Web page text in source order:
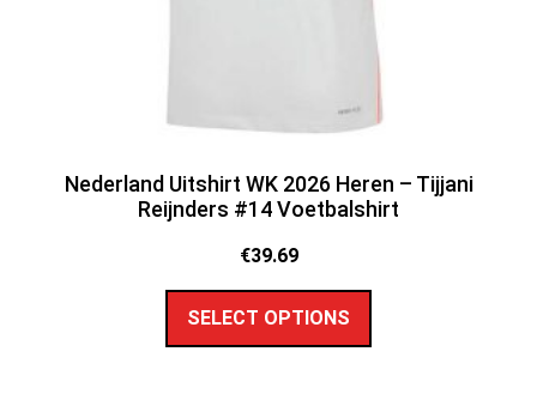
Nederland Uitshirt WK 2026 Heren – Tijjani
Reijnders #14 Voetbalshirt
€39.69
SELECT OPTIONS